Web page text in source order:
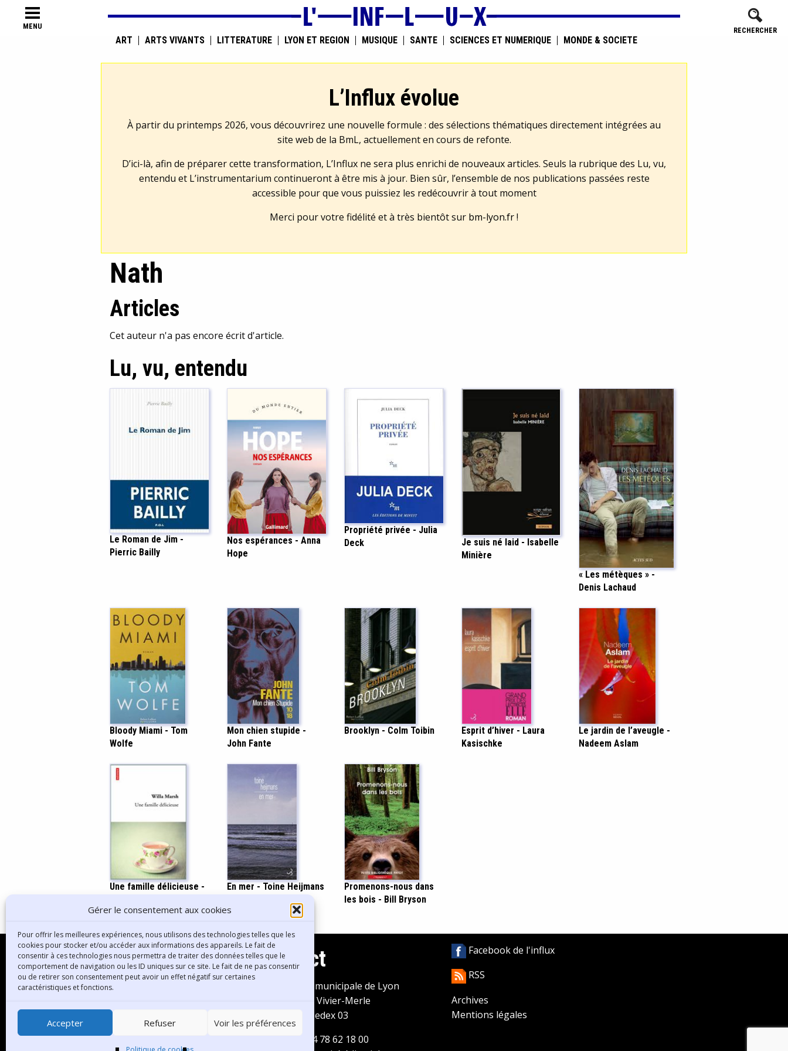
Gérer le consentement aux cookies
Pour offrir les meilleures expériences, nous utilisons des technologies telles que les
cookies pour stocker et/ou accéder aux informations des appareils. Le fait de
consentir à ces technologies nous permettra de traiter des données telles que le
comportement de navigation ou les ID uniques sur ce site. Le fait de ne pas consentir
ou de retirer son consentement peut avoir un effet négatif sur certaines
caractéristiques et fonctions.
Accepter Refuser Voir les préférences
MENU RECHERCHER
ART ARTS VIVANTS LITTÉRATURE LYON ET RÉGION MUSIQUE SANTÉ SCIENCES ET NUMÉRIQUE MONDE & SOCIÉTÉ
L’Influx évolue
À partir du printemps 2026, vous découvrirez une nouvelle formule : des sélections thématiques directement intégrées au
site web de la BmL, actuellement en cours de refonte.
D’ici-là, afin de préparer cette transformation, L’Influx ne sera plus enrichi de nouveaux articles. Seuls la rubrique des Lu, vu,
entendu et L’instrumentarium continueront à être mis à jour. Bien sûr, l’ensemble de nos publications passées reste
accessible pour que vous puissiez les redécouvrir à tout moment
Merci pour votre fidélité et à très bientôt sur bm-lyon.fr!
Nath
Articles
Cet auteur n'a pas encore écrit d'article.
Lu, vu, entendu
Le Roman de Jim -
Pierric Bailly
Nos espérances - Anna
Hope
Propriété privée - Julia
Deck
Je suis né laid - Isabelle
Minière
« Les métèques » -
Denis Lachaud
Bloody Miami - Tom
Wolfe
Mon chien stupide -
John Fante
Brooklyn - Colm Toibin
Esprit d’hiver - Laura
Kasischke
Le jardin de l’aveugle -
Nadeem Aslam
Une famille délicieuse -
En mer - Toine Heijmans
Promenons-nous dans
les bois - Bill Bryson
Contact
Bibliothèque municipale de Lyon
30 Boulevard Vivier-Merle
69431 Lyon Cedex 03
04 78 62 18 00
Facebook de l'influx
RSS
Archives
Mentions légales